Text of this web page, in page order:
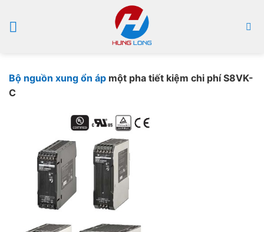
qua
nội
Bộ nguồn xung ổn áp một pha tiết kiệm chi phí S8VK-
C